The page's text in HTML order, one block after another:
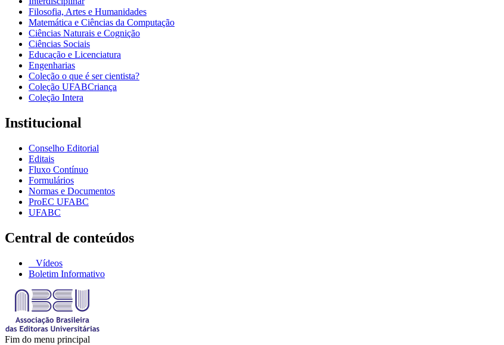
Filosofia, Artes e Humanidades
Matemática e Ciências da Computação
Ciências Naturais e Cognição
Ciências Sociais
Educação e Licenciatura
Engenharias
Coleção o que é ser cientista?
Coleção UFABCriança
Coleção Intera
Institucional
Conselho Editorial
Editais
Fluxo Contínuo
Formulários
Normas e Documentos
ProEC UFABC
UFABC
Central de conteúdos
Vídeos
Boletim Informativo
Fim do menu principal